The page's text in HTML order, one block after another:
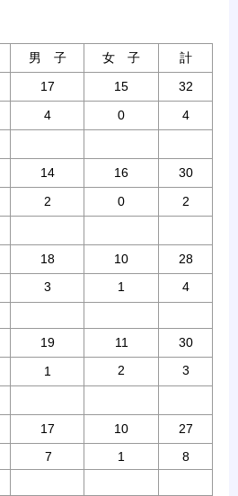
男 子 女 子
計
17 15
32
4 0 4
14 16
30
2 0 2
18 10
28
3 1 4
19 11
30
1 2 3
17 10
27
7 1 8